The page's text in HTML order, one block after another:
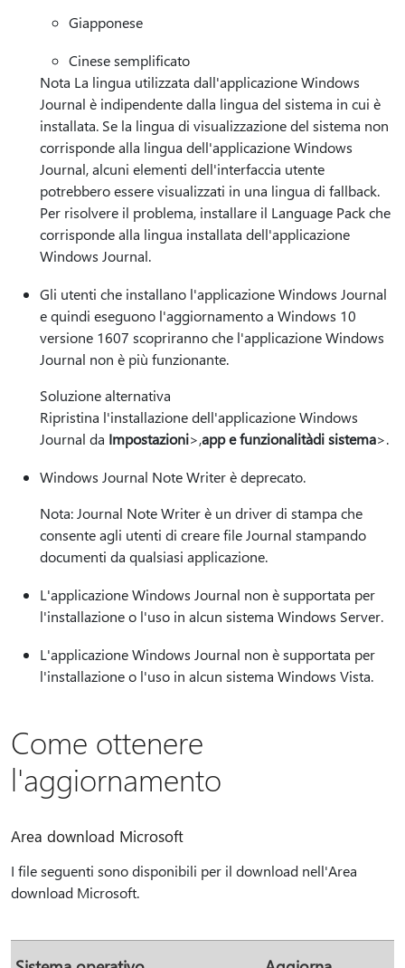
Giapponese
Cinese semplificato
Nota La lingua utilizzata dall'applicazione Windows
Journal è indipendente dalla lingua del sistema in cui è
installata. Se la lingua di visualizzazione del sistema non
corrisponde alla lingua dell'applicazione Windows
Journal, alcuni elementi dell'interfaccia utente
potrebbero essere visualizzati in una lingua di fallback.
Per risolvere il problema, installare il Language Pack che
corrisponde alla lingua installata dell'applicazione
Windows Journal.
Gli utenti che installano l'applicazione Windows Journal
e quindi eseguono l'aggiornamento a Windows 10
versione 1607 scopriranno che l'applicazione Windows
Journal non è più funzionante.
Soluzione alternativa
Ripristina l'installazione dell'applicazione Windows
Journal da Impostazioni>,app e funzionalitàdi sistema>.
Windows Journal Note Writer è deprecato.
Nota: Journal Note Writer è un driver di stampa che
consente agli utenti di creare file Journal stampando
documenti da qualsiasi applicazione.
L'applicazione Windows Journal non è supportata per
l'installazione o l'uso in alcun sistema Windows Server.
L'applicazione Windows Journal non è supportata per
l'installazione o l'uso in alcun sistema Windows Vista.
Come ottenere
l'aggiornamento
Area download Microsoft
I file seguenti sono disponibili per il download nell'Area
download Microsoft.